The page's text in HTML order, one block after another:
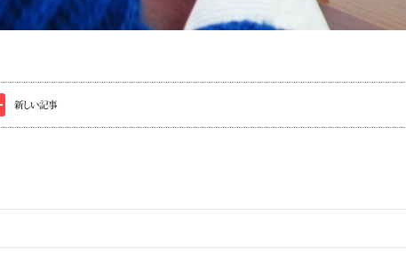
新しい記事